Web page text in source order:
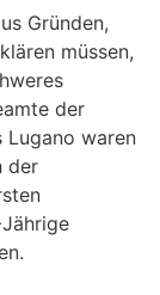
Gründen,
müssen,
der
Lugano waren
der